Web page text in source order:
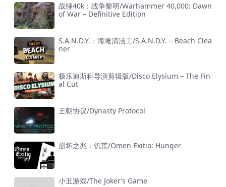
战锤40k：战争黎明/Warhammer 40,000: Dawn
of War – Definitive Edition
S.A.N.D.Y.：海滩清洁工/S.A.N.D.Y. – Beach Clea
ner
极乐迪斯科导演剪辑版/Disco Elysium – The Fin
al Cut
王朝协议/Dynasty Protocol
崩坏之兆：饥荒/Omen Exitio: Hunger
小丑游戏/The Joker’s Game